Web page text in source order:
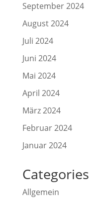
September 2024
August 2024
Juli 2024
Juni 2024
Mai 2024
April 2024
März 2024
Februar 2024
Januar 2024
Categories
Allgemein